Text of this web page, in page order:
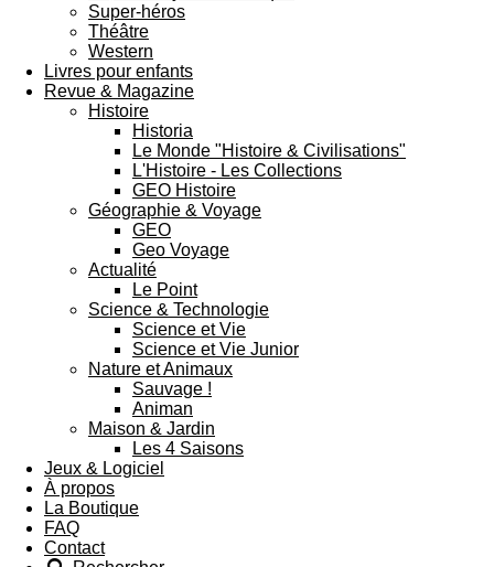
Super-héros
Théâtre
Western
Livres pour enfants
Revue & Magazine
Histoire
Historia
Le Monde "Histoire & Civilisations"
L'Histoire - Les Collections
GEO Histoire
Géographie & Voyage
GEO
Geo Voyage
Actualité
Le Point
Science & Technologie
Science et Vie
Science et Vie Junior
Nature et Animaux
Sauvage !
Animan
Maison & Jardin
Les 4 Saisons
Jeux & Logiciel
À propos
La Boutique
FAQ
Contact